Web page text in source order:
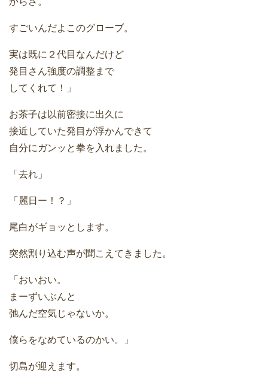
すごいんだよこのグローブ。
実は既に２代目なんだけど
発目さん強度の調整まで
してくれて！」
お茶子は以前密接に出久に
接近していた発目が浮かんできて
自分にガンッと拳を入れました。
「去れ」
「麗日ー！？」
尾白がギョッとします。
突然割り込む声が聞こえてきました。
「おいおい。
まーずいぶんと
弛んだ空気じゃないか。
僕らをなめているのかい。」
切島が迎えます。